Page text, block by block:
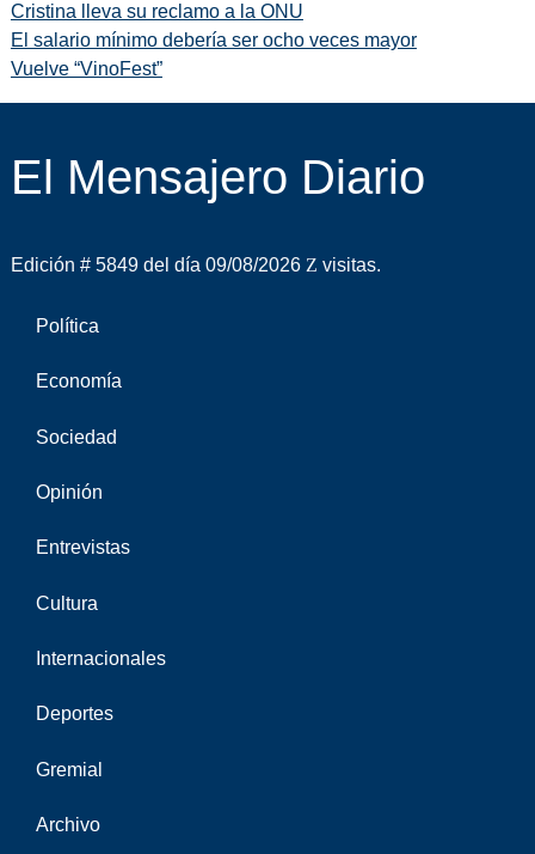
Cristina lleva su reclamo a la ONU
El salario mínimo debería ser ocho veces mayor
Vuelve “VinoFest”
El Mensajero Diario
Edición # 5849 del día 09/08/2026 visitas.
Política
Economía
Sociedad
Opinión
Entrevistas
Cultura
Internacionales
Deportes
Gremial
Archivo